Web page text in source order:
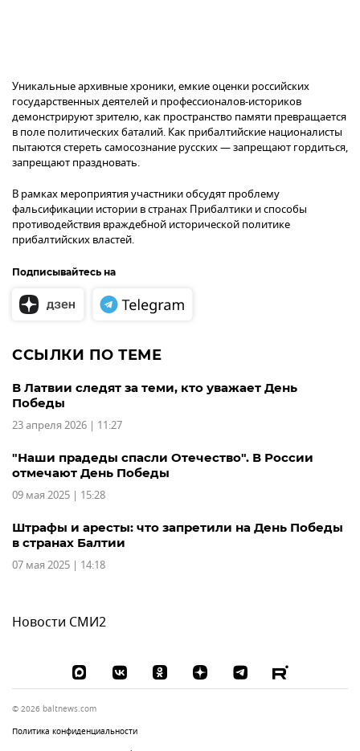
Уникальные архивные хроники, емкие оценки российских
государственных деятелей и профессионалов-историков
демонстрируют зрителю, как пространство памяти превращается
в поле политических баталий. Как прибалтийские националисты
пытаются стереть самосознание русских — запрещают гордиться,
запрещают праздновать.
В рамках мероприятия участники обсудят проблему
фальсификации истории в странах Прибалтики и способы
противодействия враждебной исторической политике
прибалтийских властей.
Подписывайтесь на
ССЫЛКИ ПО ТЕМЕ
В Латвии следят за теми, кто уважает День
Победы
23 апреля 2026 | 11:27
"Наши прадеды спасли Отечество". В России
отмечают День Победы
09 мая 2025 | 15:28
Штрафы и аресты: что запретили на День Победы
в странах Балтии
07 мая 2025 | 14:18
Новости СМИ2
© 2026 baltnews.com
Политика конфиденциальности